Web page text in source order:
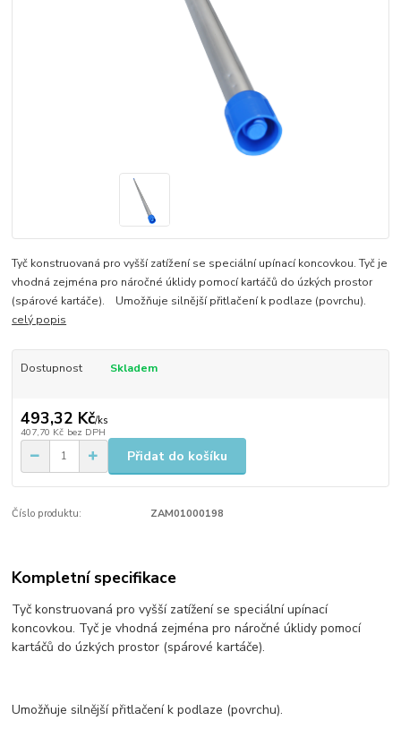
​Tyč konstruovaná pro vyšší zatížení se speciální upínací koncovkou.​ Tyč je
vhodná zejména pro náročné úklidy pomocí kartáčů do úzkých prostor
(spárové kartáče). Umožňuje silnější přitlačení k podlaze (povrchu).
celý popis
Dostupnost Skladem
493,32 Kč/ks
407,70 Kč bez DPH
Přidat do košíku
Číslo produktu: ZAM01000198
Kompletní specifikace
​Tyč konstruovaná pro vyšší zatížení se speciální upínací
koncovkou.​ Tyč je vhodná zejména pro náročné úklidy pomocí
kartáčů do úzkých prostor (spárové kartáče).
Umožňuje silnější přitlačení k podlaze (povrchu).